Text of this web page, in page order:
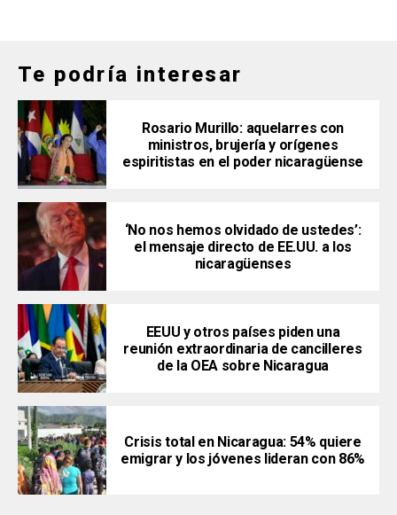
Te podría interesar
Rosario Murillo: aquelarres con
ministros, brujería y orígenes
espiritistas en el poder nicaragüense
‘No nos hemos olvidado de ustedes’:
el mensaje directo de EE.UU. a los
nicaragüenses
EEUU y otros países piden una
reunión extraordinaria de cancilleres
de la OEA sobre Nicaragua
Crisis total en Nicaragua: 54% quiere
emigrar y los jóvenes lideran con 86%